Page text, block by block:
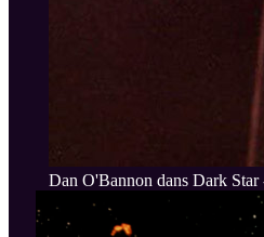
Dan O'Bannon dans Dark